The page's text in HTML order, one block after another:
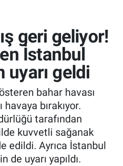
geri geliyor!
İstanbul
uyarı geldi
bahar havası
bırakıyor.
tarafından
kuvvetli sağanak
edildi. Ayrıca İstanbul
uyarı yapıldı.